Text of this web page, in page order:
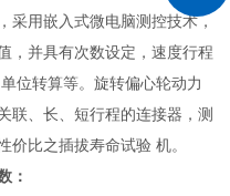
采用嵌入式微电脑测控技术，
，并具有次数设定，速度行程
位转算等。旋转偏心轮动力
联、长、短行程的连接器，测
价比之插拔寿命试验 机。
：